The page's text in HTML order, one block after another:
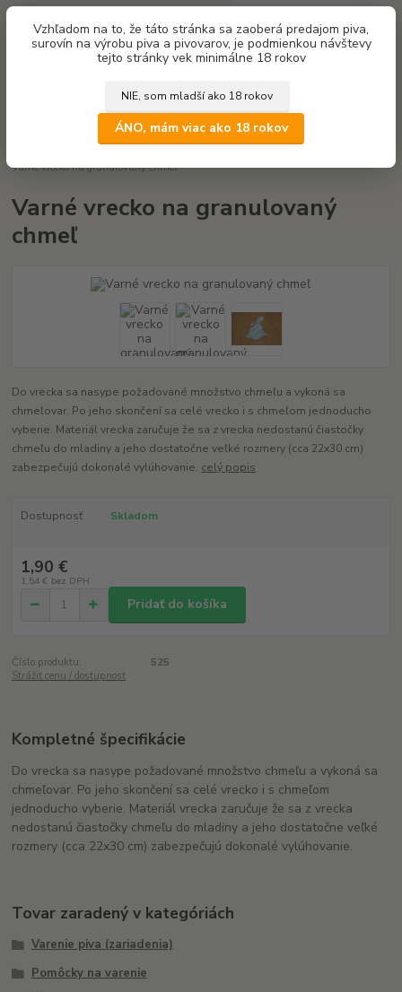
Vzhľadom na to, že táto stránka sa zaoberá predajom piva,
surovín na výrobu piva a pivovarov, je podmienkou návštevy
tejto stránky vek minimálne 18 rokov
NIE, som mladší ako 18 rokov
ÁNO, mám viac ako 18 rokov
za0,00 €
Varné vrecko na granulovaný chmeľ
Varné vrecko na granulovaný
chmeľ
Do vrecka sa nasype požadované množstvo chmeľu a vykoná sa
chmeľovar. Po jeho skončení sa celé vrecko i s chmeľom jednoducho
vyberie. Materiál vrecka zaručuje že sa z vrecka nedostanú čiastočky
chmeľu do mladiny a jeho dostatočne veľké rozmery (cca 22x30 cm)
zabezpečujú dokonalé vylúhovanie. celý popis
Dostupnosť Skladom
1,90 €
1,54 € bez DPH
Pridať do košíka
Číslo produktu:
525
Strážiť cenu / dostupnosť
Kompletné špecifikácie
Do vrecka sa nasype požadované množstvo chmeľu a vykoná sa
chmeľovar. Po jeho skončení sa celé vrecko i s chmeľom
jednoducho vyberie. Materiál vrecka zaručuje že sa z vrecka
nedostanú čiastočky chmeľu do mladiny a jeho dostatočne veľké
rozmery (cca 22x30 cm) zabezpečujú dokonalé vylúhovanie.
Tovar zaradený v kategóriách
Varenie piva (zariadenia)
Pomôcky na varenie